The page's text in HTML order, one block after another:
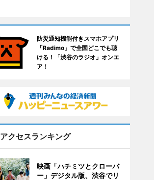
防災通知機能付きスマホアプリ
「Radimo」で全国どこでも聴
ける！「渋谷のラジオ」オンエ
ア！
アクセスランキング
映画「ハチミツとクローバ
ー」デジタル版、渋谷でリ